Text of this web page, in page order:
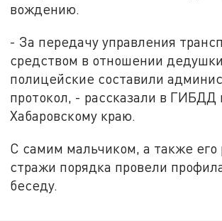
вождению.
- За передачу управления
средством в отношении
полицейские составили
протокол, - рассказали в ГИБДД
Хабаровскому краю.
С самим мальчиком, а также его
стражи порядка провели
беседу.